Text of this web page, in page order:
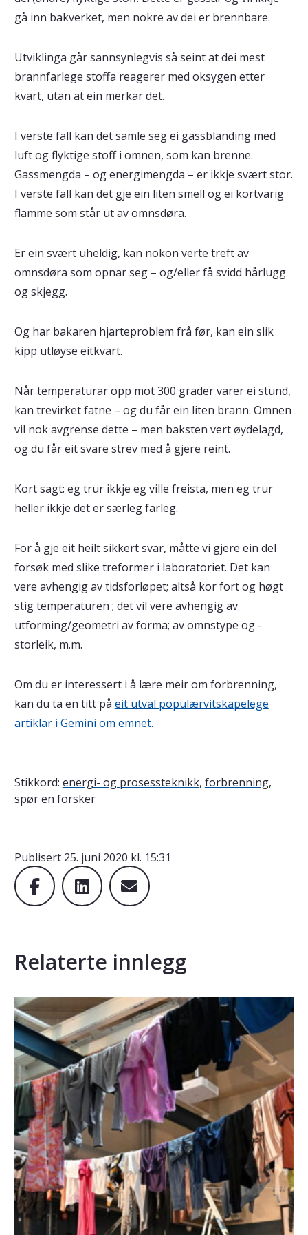
gå inn bakverket, men nokre av dei er brennbare.
Utviklinga går sannsynlegvis så seint at dei mest
brannfarlege stoffa reagerer med oksygen etter
kvart, utan at ein merkar det.
I verste fall kan det samle seg ei gassblanding med
luft og flyktige stoff i omnen, som kan brenne.
Gassmengda – og energimengda – er ikkje svært stor.
I verste fall kan det gje ein liten smell og ei kortvarig
flamme som står ut av omnsdøra.
Er ein svært uheldig, kan nokon verte treft av
omnsdøra som opnar seg – og/eller få svidd hårlugg
og skjegg.
Og har bakaren hjarteproblem frå før, kan ein slik
kipp utløyse eitkvart.
Når temperaturar opp mot 300 grader varer ei stund,
kan trevirket fatne – og du får ein liten brann. Omnen
vil nok avgrense dette – men baksten vert øydelagd,
og du får eit svare strev med å gjere reint.
Kort sagt: eg trur ikkje eg ville freista, men eg trur
heller ikkje det er særleg farleg.
For å gje eit heilt sikkert svar, måtte vi gjere ein del
forsøk med slike treformer i laboratoriet. Det kan
vere avhengig av tidsforløpet; altså kor fort og høgt
stig temperaturen ; det vil vere avhengig av
utforming/geometri av forma; av omnstype og -
storleik, m.m.
Om du er interessert i å lære meir om forbrenning,
kan du ta en titt på eit utval populærvitskapelege
artiklar i Gemini om emnet.
Stikkord: energi- og prosessteknikk, forbrenning,
spør en forsker
Publisert 25. juni 2020 kl. 15:31
Relaterte innlegg